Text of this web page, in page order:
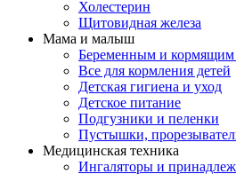
Холестерин
Щитовидная железа
Мама и малыш
Беременным и
Все для кормления детей
Детская гигиена и уход
Детское питание
Подгузники и пеленки
Пустышки,
Медицинская техника
Ингаляторы и